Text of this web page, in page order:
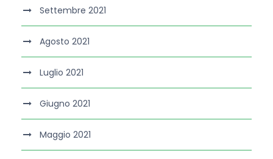
Settembre 2021
Agosto 2021
Luglio 2021
Giugno 2021
Maggio 2021